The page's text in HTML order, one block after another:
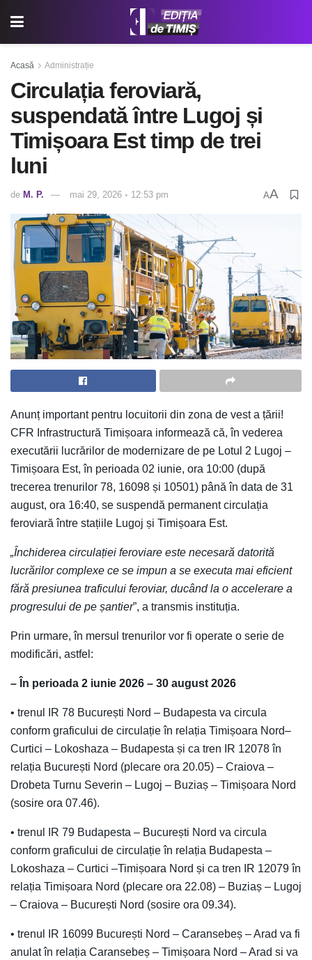
Acasă Administrație
Circulația feroviară,
suspendată între Lugoj și
Timișoara Est timp de trei
luni
de M. P. mai 29, 2026 ◦ 12:53 pm AA
Anunț important pentru locuitorii din zona de vest a țării!
CFR Infrastructură Timișoara informează că, în vederea
executării lucrărilor de modernizare de pe Lotul 2 Lugoj –
Timișoara Est, în perioada 02 iunie, ora 10:00 (după
trecerea trenurilor 78, 16098 și 10501) până în data de 31
august, ora 16:40, se suspendă permanent circulația
feroviară între stațiile Lugoj și Timișoara Est.
„Închiderea circulației feroviare este necesară datorită
lucrărilor complexe ce se impun a se executa mai eficient
fără presiunea traficului feroviar, ducând la o accelerare a
progresului de pe șantier”, a transmis instituția.
Prin urmare, în mersul trenurilor vor fi operate o serie de
modificări, astfel:
– În perioada 2 iunie 2026 – 30 august 2026
• trenul IR 78 București Nord – Budapesta va circula
conform graficului de circulație în relația Timișoara Nord–
Curtici – Lokoshaza – Budapesta și ca tren IR 12078 în
relația București Nord (plecare ora 20.05) – Craiova –
Drobeta Turnu Severin – Lugoj – Buziaș – Timișoara Nord
(sosire ora 07.46).
• trenul IR 79 Budapesta – București Nord va circula
conform graficului de circulație în relația Budapesta –
Lokoshaza – Curtici –Timișoara Nord și ca tren IR 12079 în
relația Timișoara Nord (plecare ora 22.08) – Buziaș – Lugoj
– Craiova – București Nord (sosire ora 09.34).
• trenul IR 16099 București Nord – Caransebeș – Arad va fi
anulat în relația Caransebeș – Timișoara Nord – Arad si va